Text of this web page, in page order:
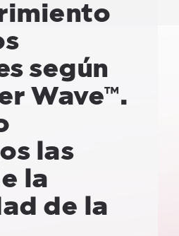
según
Wave™.
las
la
de la